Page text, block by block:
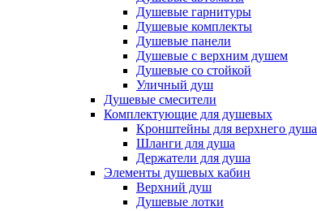
Душевые гарнитуры
Душевые комплекты
Душевые панели
Душевые с верхним душем
Душевые со стойкой
Уличный душ
Душевые смесители
Комплектующие для душевых
Кронштейны для верхнего душа
Шланги для душа
Держатели для душа
Элементы душевых кабин
Верхний душ
Душевые лотки